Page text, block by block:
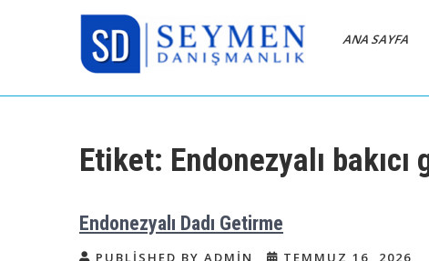
Bakıcı Yardımcı Dadı
İstanbul
Yatılı Bakıcı, Eve Yardımcı, Çocuk
ANA SAYFA
Etiket: Endonezyalı
Endonezyalı Dadı Getirme
PUBLISHED BY ADMIN TEMMUZ 16, 2026